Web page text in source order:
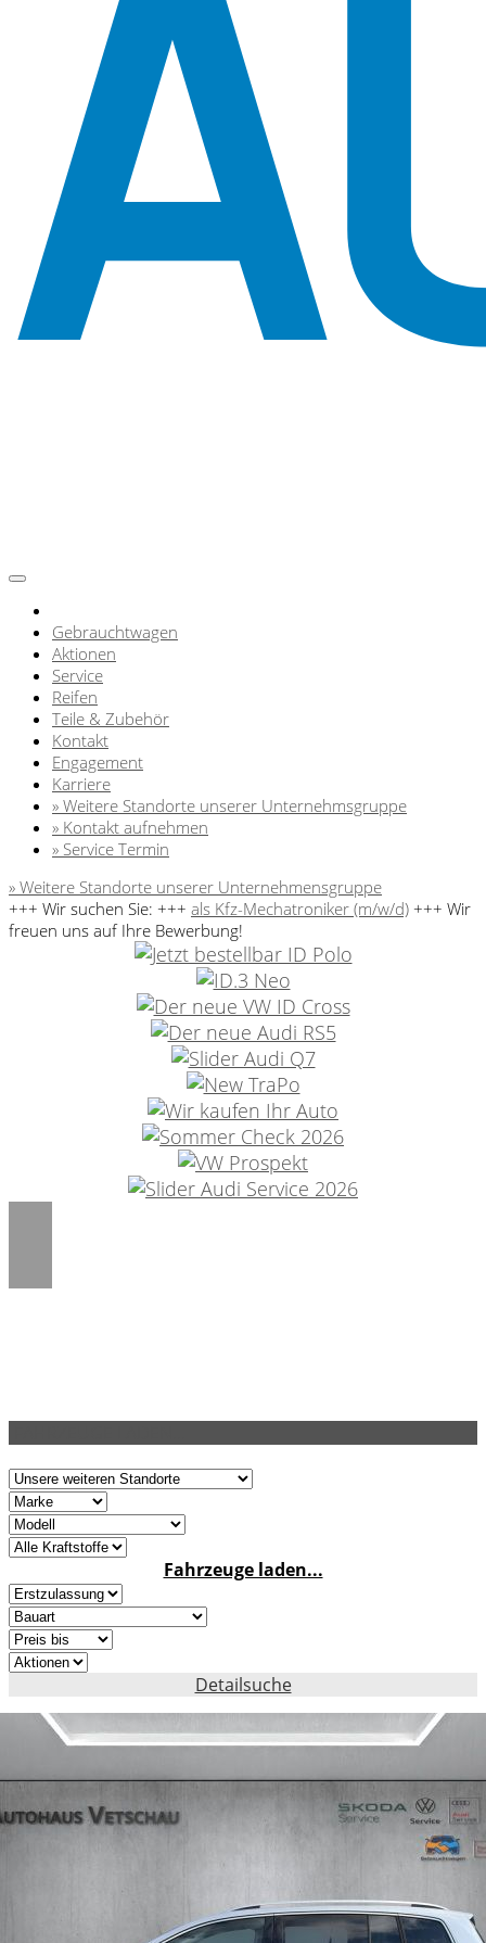
Gebrauchtwagen
Aktionen
Service
Reifen
Teile & Zubehör
Kontakt
Engagement
Karriere
» Weitere Standorte unserer Unternehmsgruppe
» Kontakt aufnehmen
» Service Termin
» Weitere Standorte unserer Unternehmensgruppe
+++ Wir suchen Sie: +++ als Kfz-Mechatroniker (m/w/d) +++ Wir
freuen uns auf Ihre Bewerbung!
Fahrzeuge laden...
Detailsuche